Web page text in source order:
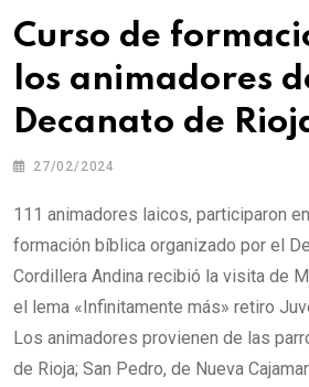
Curso de
los animadores
Decanato de
27/02/2024
111 animadores laicos, participaron
formación bíblica organizado por el
Cordillera Andina recibió la visita de
el lema «Infinitamente más» retiro
Los animadores provienen de las
de Rioja; San Pedro, de Nueva